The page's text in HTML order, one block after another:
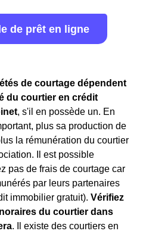
de prêt en ligne
de courtage dépendent
du courtier en crédit
, s'il en possède un. En
plus sa production de
la rémunération du courtier
Il est possible
pas de frais de courtage car
par leurs partenaires
immobilier gratuit). Vérifiez
du courtier dans
. Il existe des courtiers en